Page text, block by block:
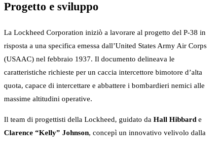
Progetto e sviluppo
La Lockheed Corporation iniziò a lavorare al progetto del P-38 in
risposta a una specifica emessa dall’United States Army Air Corps
(USAAC) nel febbraio 1937. Il documento delineava le
caratteristiche richieste per un caccia intercettore bimotore d’alta
quota, capace di intercettare e abbattere i bombardieri nemici alle
massime altitudini operative.
Il team di progettisti della Lockheed, guidato da Hall Hibbard e
Clarence “Kelly” Johnson, concepì un innovativo velivolo dalla